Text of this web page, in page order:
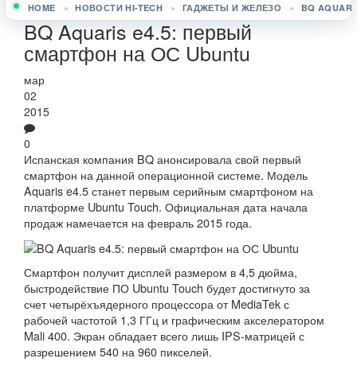
Вы здесь
HOME » НОВОСТИ HI-TECH » ГАДЖЕТЫ И ЖЕЛЕЗО » BQ
BQ Aquaris e4.5: первый
смартфон на ОС Ubuntu
мар
02
2015
0
Испанская компания BQ анонсировала свой первый
смартфон на данной операционной системе. Модель
Aquaris e4.5 станет первым серийным смартфоном на
платформе Ubuntu Touch. Официальная дата начала
продаж намечается на февраль 2015 года.
Смартфон получит дисплей размером в 4,5 дюйма,
быстродействие ПО Ubuntu Touch будет достигнуто за
счет четырёхъядерного процессора от MediaTek с
рабочей частотой 1,3 ГГц и графическим акселератором
Mali 400. Экран обладает всего лишь IPS-матрицей с
разрешением 540 на 960 пикселей.